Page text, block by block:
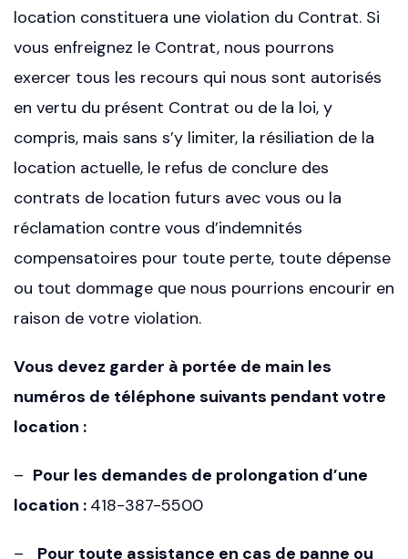
location constituera une violation du Contrat. Si
vous enfreignez le Contrat, nous pourrons
exercer tous les recours qui nous sont autorisés
en vertu du présent Contrat ou de la loi, y
compris, mais sans s’y limiter, la résiliation de la
location actuelle, le refus de conclure des
contrats de location futurs avec vous ou la
réclamation contre vous d’indemnités
compensatoires pour toute perte, toute dépense
ou tout dommage que nous pourrions encourir en
raison de votre violation.
Vous devez garder à portée de main les
numéros de téléphone suivants pendant votre
location :
– Pour les demandes de prolongation d’une
location : 418-387-5500
– Pour toute assistance en cas de panne ou